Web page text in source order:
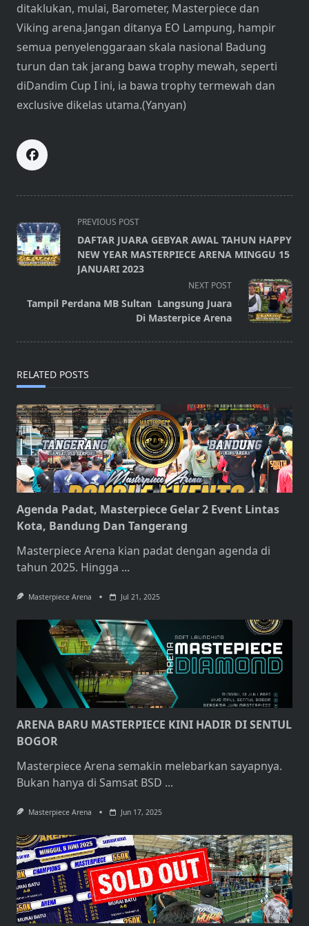
ditaklukan, mulai, Barometer, Masterpiece dan
Viking arena.Jangan ditanya EO Lampung, hampir
semua penyelenggaraan skala nasional Badung
turun dan tak jarang bawa trophy mewah, seperti
diDandim Cup I ini, ia bawa trophy termewah dan
exclusive dikelas utama.(Yanyan)
<span
class="nav-
subtitle
screen-
text">Page</span>
PREVIOUS POST
DAFTAR JUARA GEBYAR AWAL TAHUN HAPPY
NEW YEAR MASTERPIECE ARENA MINGGU 15
JANUARI 2023
NEXT POST
Tampil Perdana MB Sultan Langsung Juara
Di Masterpice Arena
RELATED POSTS
Agenda Padat, Masterpiece Gelar 2 Event Lintas
Kota, Bandung Dan Tangerang
Masterpiece Arena kian padat dengan agenda di
tahun 2025. Hingga ...
Masterpiece Arena Jul 21, 2025
ARENA BARU MASTERPIECE KINI HADIR DI SENTUL
BOGOR
Masterpiece Arena semakin melebarkan sayapnya.
Bukan hanya di Samsat BSD ...
Masterpiece Arena Jun 17, 2025